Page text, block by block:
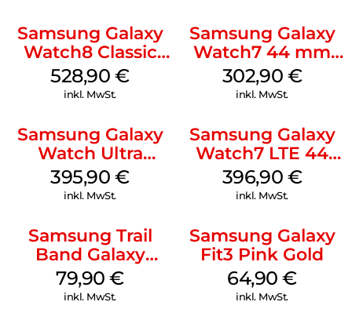
Samsung Galaxy
Watch8 Classic
Black
528,90€
inkl. MwSt.
Samsung Galaxy
Watch7 44 mm
Green
302,90 €
inkl. MwSt.
Samsung Galaxy
Watch Ultra
Titanium White
395,90€
inkl. MwSt.
Samsung Galaxy
Watch7 LTE 44
mm Green
396,90 €
inkl. MwSt.
Samsung Trail
Band Galaxy
Watch Ultra
Orange
79,90€
inkl. MwSt.
Samsung Galaxy
Fit3 Pink Gold
64,90€
inkl. MwSt.